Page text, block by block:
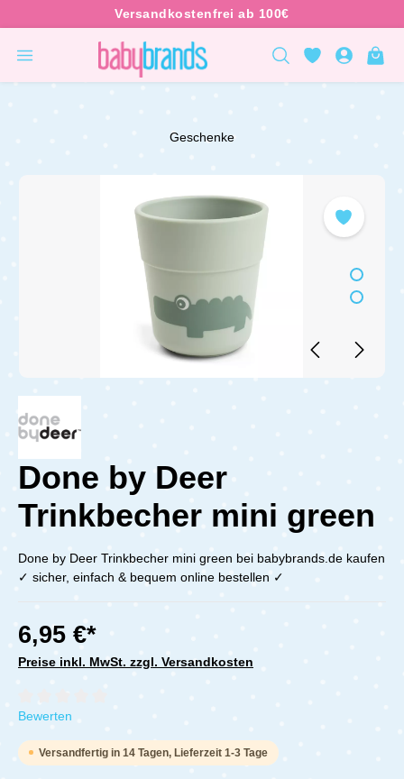
Geschenke
Done by Deer
Trinkbecher mini green
Done by Deer Trinkbecher mini green bei babybrands.de kaufen
✓ sicher, einfach & bequem online bestellen ✓
6,95 €*
Preise inkl. MwSt. zzgl. Versandkosten
Durchschnittliche Bewertung von 0 von 5 Sternen
Bewerten
Versandfertig in 14 Tagen, Lieferzeit 1-3 Tage